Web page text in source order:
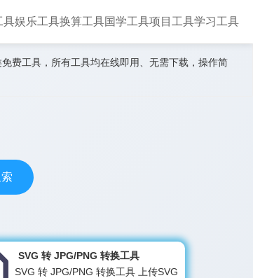
具娱乐工具换算工具国学工具项目工具学习工具
费工具，所有工具均在线即用、无需下载，操作简
SVG 转 JPG/PNG 转换工具
SVG 转 JPG/PNG 转换工具 上传SVG